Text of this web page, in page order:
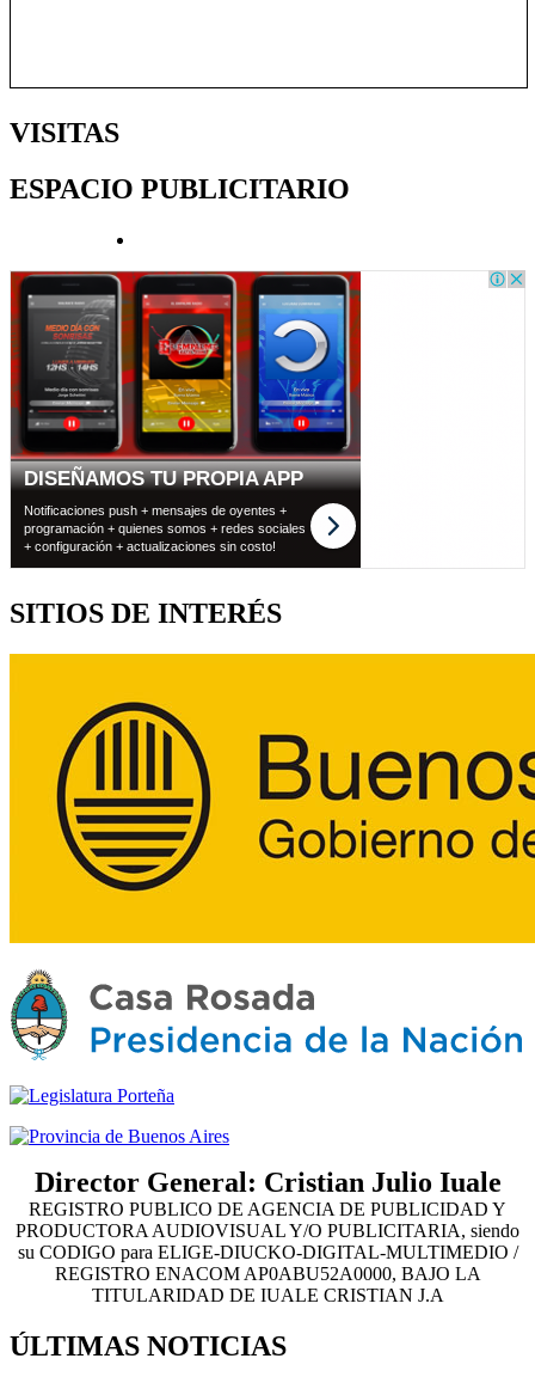
VISITAS
ESPACIO PUBLICITARIO
SITIOS DE INTERÉS
Director General: Cristian Julio Iuale
REGISTRO PUBLICO DE AGENCIA DE PUBLICIDAD Y
PRODUCTORA AUDIOVISUAL Y/O PUBLICITARIA, siendo
su CODIGO para ELIGE-DIUCKO-DIGITAL-MULTIMEDIO /
REGISTRO ENACOM AP0ABU52A0000, BAJO LA
TITULARIDAD DE IUALE CRISTIAN J.A
ÚLTIMAS NOTICIAS